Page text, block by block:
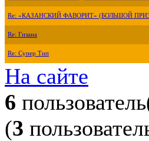
Re: «КАЗАНСКИЙ ФАВОРИТ» (БОЛЬШОЙ
Re: Гизана
Re: Супер Тип
На сайте
6
(3